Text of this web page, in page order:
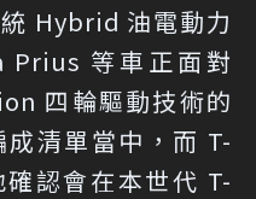
Hybrid 油電動力
Prius 等車正面對
四輪驅動技術的
清單當中，而 T-
認會在本世代 T-